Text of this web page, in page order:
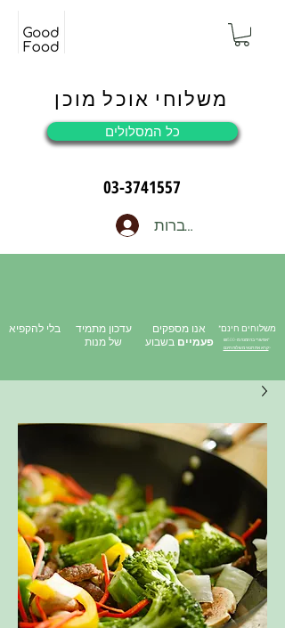
משלוחי אוכל מוכן
כל המסלולים
03-3741557
להתחברות
משלוחים חינם*
*אפשרי בהזמנה מ-₪500
<קרא את תנאי משלוח חינם
אנו מספקים
פעמייםבשבוע
עדכון מתמיד
של מנות
בלי להקפיא